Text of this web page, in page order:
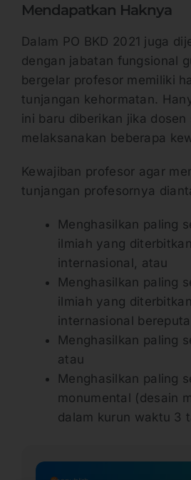
Mendapatkan Haknya
Dalam PO BKD 2021 juga
dengan jabatan fungsional
bergelar profesor memiliki
tunjangan kehormatan.
ini baru diberikan jika dosen
melaksanakan beberapa
Kewajiban profesor agar
tunjangan profesornya
Menghasilkan paling
ilmiah yang
internasional, atau
Menghasilkan paling
ilmiah yang
internasional
Menghasilkan paling
atau
Menghasilkan paling
monumental (desain
dalam kurun waktu 3